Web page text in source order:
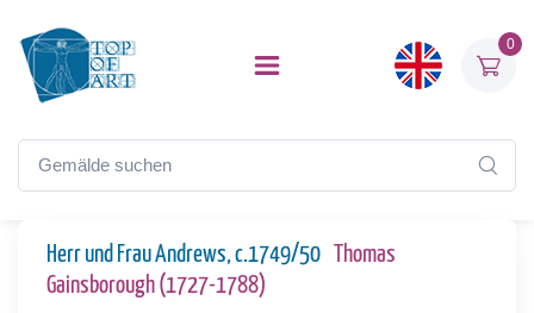
0
Herr und Frau Andrews, c.1749/50
Thomas
Gainsborough (1727-1788)